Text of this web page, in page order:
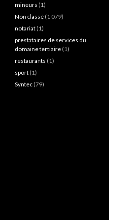
mineurs (1)
Non classé (1 079)
notariat (1)
prestataires de services du
domaine tertiaire (1)
restaurants (1)
sport (1)
Syntec (79)